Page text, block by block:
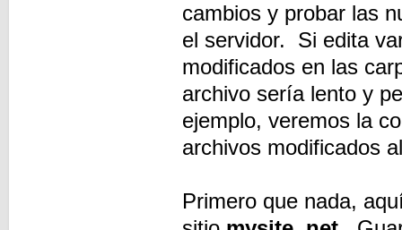
cambios y probar las
el servidor. Si edita
modificados en las
archivo sería lento y
ejemplo, veremos la
archivos modificados
Primero que nada,